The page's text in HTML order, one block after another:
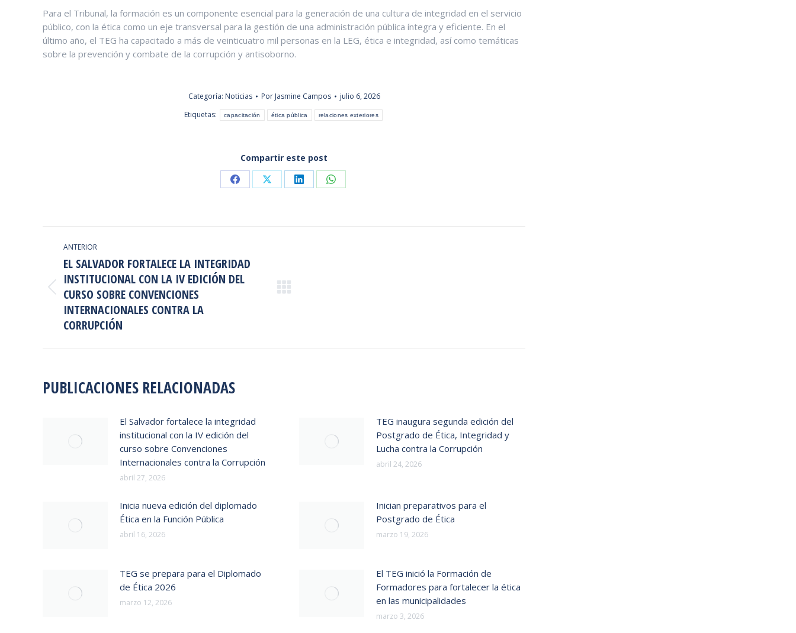
Para el Tribunal, la formación es un componente esencial para la generación de una cultura de integridad en el servicio
público, con la ética como un eje transversal para la gestión de una administración pública íntegra y eficiente. En el
último año, el TEG ha capacitado a más de veinticuatro mil personas en la LEG, ética e integridad, así como temáticas
sobre la prevención y combate de la corrupción y antisoborno.
Categoría: Noticias Por Jasmine Campos
julio 6, 2026
Etiquetas:
capacitación ética pública relaciones exteriores
Compartir este post
Share Share Share Share
NAVEGACIÓN
ENTRE
PUBLICACIONES
ANTERIOR
Publicación
anterior:
EL SALVADOR FORTALECE LA INTEGRIDAD
INSTITUCIONAL CON LA IV EDICIÓN DEL
CURSO SOBRE CONVENCIONES
INTERNACIONALES CONTRA LA
CORRUPCIÓN
PUBLICACIONES RELACIONADAS
El Salvador fortalece la integridad
institucional con la IV edición del
curso sobre Convenciones
Internacionales contra la Corrupción
abril 27, 2026
TEG inaugura segunda edición del
Postgrado de Ética, Integridad y
Lucha contra la Corrupción
abril 24, 2026
Inicia nueva edición del diplomado
Ética en la Función Pública
abril 16, 2026
Inician preparativos para el
Postgrado de Ética
marzo 19, 2026
TEG se prepara para el Diplomado
de Ética 2026
marzo 12, 2026
El TEG inició la Formación de
Formadores para fortalecer la ética
en las municipalidades
marzo 3, 2026